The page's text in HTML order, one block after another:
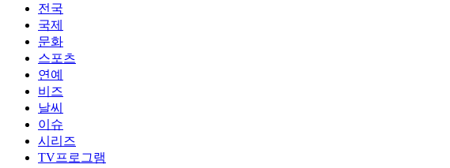
전국
국제
문화
스포츠
연예
비즈
날씨
이슈
시리즈
TV프로그램